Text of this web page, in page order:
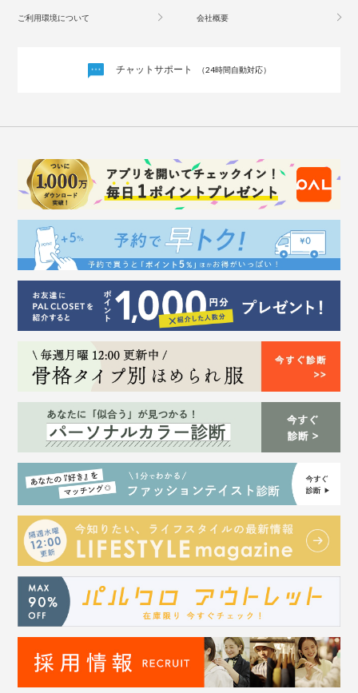
ご利用環境について 会社概要
チャットサポート （24時間自動対応）